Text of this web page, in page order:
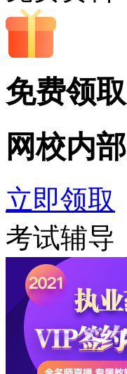
免费领取
网校内部
立即领取
考试辅导